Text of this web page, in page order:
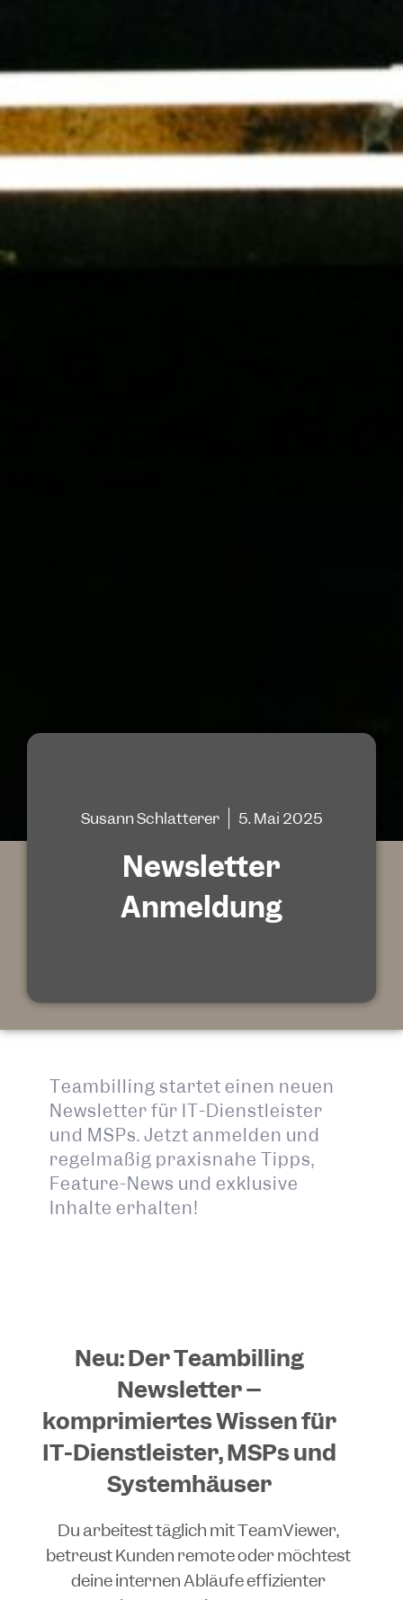
Susann Schlatterer 5. Mai 2025
Newsletter
Anmeldung
Teambilling startet einen neuen
Newsletter für IT-Dienstleister
und MSPs. Jetzt anmelden und
regelmäßig praxisnahe Tipps,
Feature-News und exklusive
Inhalte erhalten!
Neu: Der Teambilling
Newsletter –
komprimiertes Wissen für
IT-Dienstleister, MSPs und
Systemhäuser
Du arbeitest täglich mit TeamViewer,
betreust Kunden remote oder möchtest
deine internen Abläufe effizienter